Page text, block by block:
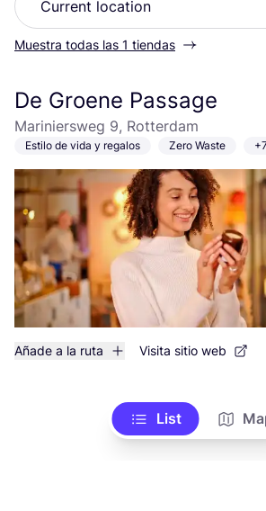
Muestra todas las 1 tiendas
De Groene Passage
Mariniersweg 9, Rotterdam
Estilo de vida y regalos Zero Waste
Añade a la ruta Visita sitio web
List